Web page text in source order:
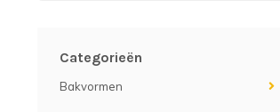
Categorieën
Bakvormen